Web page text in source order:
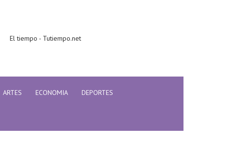
El tiempo - Tutiempo.net
ARTES ECONOMIA DEPORTES